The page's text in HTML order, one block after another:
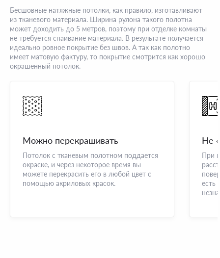
Бесшовные натяжные потолки, как правило, изготавливают
из тканевого материала. Ширина рулона такого полотна
может доходить до 5 метров, поэтому при отделке комнаты
не требуется спаивание материала. В результате получается
идеально ровное покрытие без швов. А так как полотно
имеет матовую фактуру, то покрытие смотрится как хорошо
окрашенный потолок.
Можно перекрашивать
Потолок с тканевым полотном поддается
окраске, и через некоторое время вы
можете перекрасить его в любой цвет с
помощью акриловых красок.
Не
При
есть